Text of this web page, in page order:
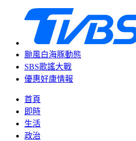
颱風白海豚動態
SBS歌謠大戰
優惠好康情報
首頁
即時
生活
政治